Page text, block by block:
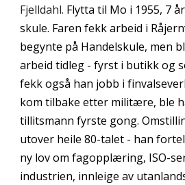
Fjelldahl. Flytta til Mo i 1955, 7
skule. Faren fekk arbeid i
begynte på Handelskule, men
arbeid tidleg - fyrst i butikk og
fekk også han jobb i
kom tilbake etter militære, ble
tillitsmann fyrste gong.
utover heile 80-talet - han
ny lov om fagopplæring, ISO-
industrien, innleige av